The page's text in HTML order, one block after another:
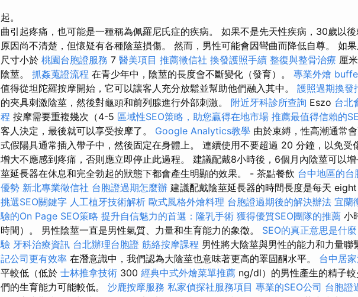
起。
曲引起疼痛，也可能是一種稱為佩羅尼氏症的疾病。 如果不是先天性疾病，30歲以
原因尚不清楚，但懷疑有各種陰莖損傷。 然而，男性可能會因彎曲而降低自尊。 如
尺寸小於 桃園台胞證服務 7 醫美項目 推薦徵信社 換發護照手續 整復與整骨治療 厘
陰莖。 抓姦蒐證流程 在青少年中，陰莖的長度會不斷變化（發育）。 專業外燴
值得從坦陀羅按摩開始，它可以讓客人充分放鬆並幫助他們融入其中。 護照過期換發
的夾具刺激陰莖，然後對龜頭和前列腺進行外部刺激。 附近牙科診所查詢 Eszo 台北
程 按摩需要重複幾次（4-5 區域性SEO策略，助您贏得在地市場 推薦最值得信賴的
客人決定，最後就可以享受按摩了。 Google Analytics教學 由於束縛，性高潮通常
式假陽具通常插入帶子中，然後固定在身體上。 連續使用不要超過 20 分鐘，以免受
增大不應感到疼痛，否則應立即停止此過程。 建議配戴8小時後，6個月內陰莖可以
莖延長器在休息和完全勃起的狀態下都會產生明顯的效果。 - 茶點餐飲 台中地區的台
優勢 新北專業徵信社 台胞證過期怎麼辦 建議配戴陰莖延長器的時間長度是每天 eight
挑選SEO關鍵字 人工植牙技術解析 歐式風格外燴料理 台胞證過期後的解決辦法 宜蘭
驗的On Page SEO策略 提升自信魅力的首選：隆乳手術 獲得優質SEO團隊的推薦 小
時間）。 男性陰莖一直是男性氣質、力量和生育能力的象徵。 SEO的真正意思是什麼
驗 牙科治療資訊 台北辦理台胞證 筋絡按摩課程 男性將大陰莖與男性的能力和力量聯
記公司更有效率 在潛意識中，我們認為大陰莖也意味著更高的睪固酮水平。 台中居
平較低（低於 士林推拿技術 300 經典中式外燴菜單推薦 ng/dl）的男性產生的精子
們的生育能力可能較低。 沙鹿按摩服務 私家偵探社服務項目 專業的SEO公司 台胞證